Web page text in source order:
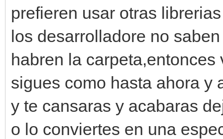
prefieren usar otras
los desarrolladore no
habren la
sigues como hasta ahora y
y te cansaras y acabaras
o lo conviertes en una